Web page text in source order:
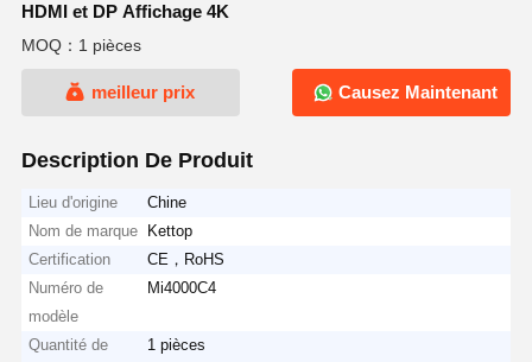
HDMI et DP Affichage 4K
MOQ：1 pièces
meilleur prix Causez Maintenant
Description De Produit
Lieu d'origine
Chine
Nom de marque
Kettop
Certification
CE，RoHS
Numéro de
modèle
Mi4000C4
Quantité de
1 pièces